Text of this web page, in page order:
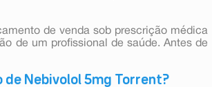
de venda sob prescrição médica
de um profissional de saúde. Antes de
Nebivolol 5mg Torrent?